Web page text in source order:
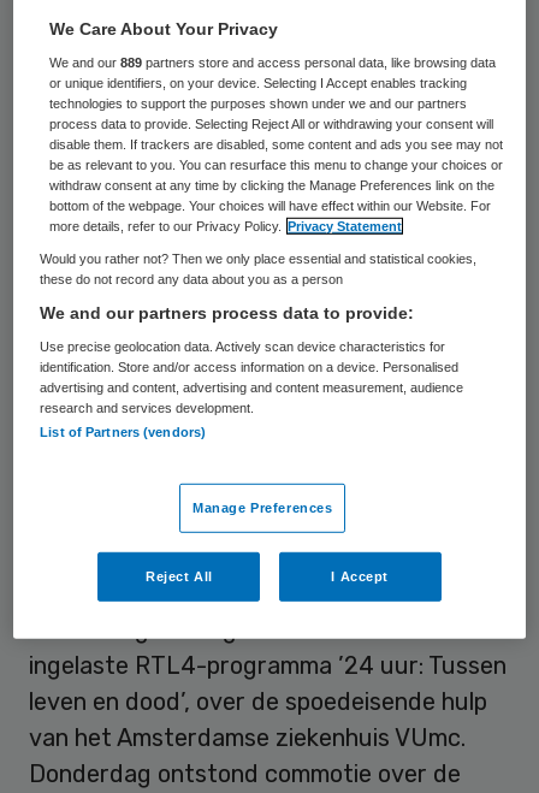
RTL heeft besloten om van verdere
uitzendingen van het omstreden
programma ’24 uur tussen leven en dood’
af te zien. Het besluit volgt op een verzoek
van het VUmc.
Het VUmc in Amsterdam vindt dat de
discussie rond het programma voor te veel
onrust onder patiënten en personeel zorgt.
Ook is het VUmc geschrokken van de
heftigheid van het debat. Op grond hiervan
verzocht het ziekenhuis RTL vrijdagmiddag
Ongeveer 937.000 mensen hebben
ingelaste RTL4-programma ’24 uur: Tussen
leven en dood’, over de spoedeisende hulp
van het Amsterdamse ziekenhuis VUmc.
Donderdag ontstond commotie over de
We Care About Your Privacy
We and our889 partners store and access personal data, like browsing data
or unique identifiers, on your device. Selecting I Accept enables tracking
technologies to support the purposes shown under we and our partners
process data to provide. Selecting Reject All or withdrawing your consent will
disable them. If trackers are disabled, some content and ads you see may not
be as relevant to you. You can resurface this menu to change your choices or
withdraw consent at any time by clicking the Manage Preferences link on the
bottom of the webpage. Your choices will have effect within our Website. For
more details, refer to our Privacy Policy.
Privacy Statement
Would you rather not? Then we only place essential and statistical cookies,
these do not record any data about you as a person
We and our partners process data to provide:
Use precise geolocation data. Actively scan device characteristics for
identification. Store and/or access information on a device. Personalised
advertising and content, advertising and content measurement, audience
research and services development.
List of Partners (vendors)
Manage Preferences
Reject All I Accept